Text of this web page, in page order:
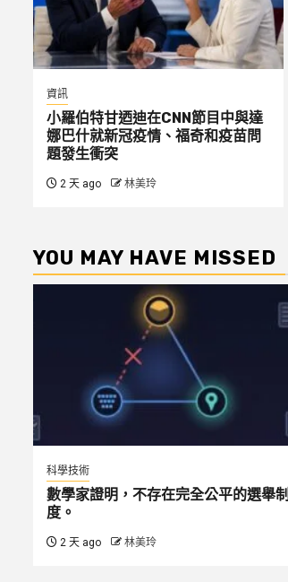
資訊
小羅伯特甘迺迪在CNN節目中與達
娜巴什就新冠疫情、福奇和疫苗問
題發生衝突
2 天 ago 林美玲
YOU MAY HAVE MISSED
科學技術
數學家證明，不存在完全公平的選舉制
度。
2 天 ago 林美玲